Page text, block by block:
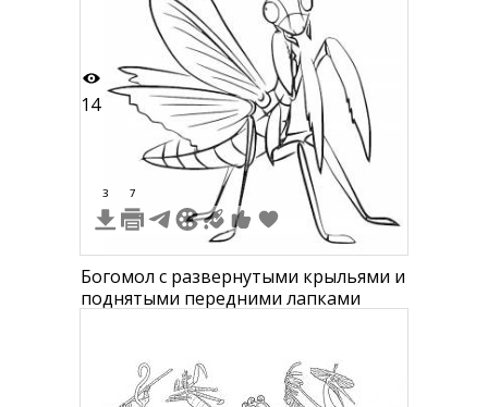
14
3 7
Богомол с развернутыми крыльями и
поднятыми передними лапками